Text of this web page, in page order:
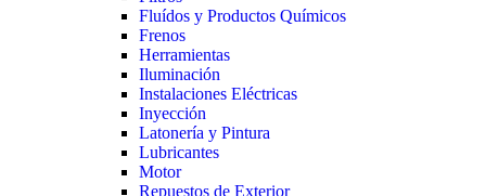
Fluídos y Productos Químicos
Frenos
Herramientas
Iluminación
Instalaciones Eléctricas
Inyección
Latonería y Pintura
Lubricantes
Motor
Repuestos de Exterior